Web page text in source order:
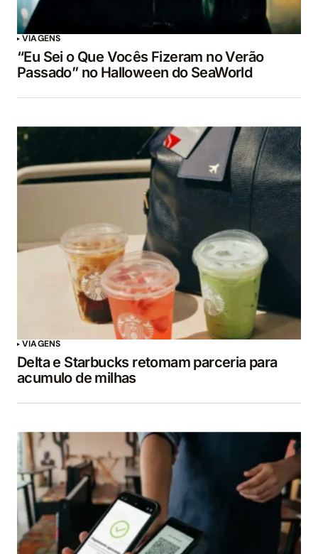
VIAGENS
“Eu Sei o Que Vocês Fizeram no Verão
Passado” no Halloween do SeaWorld
VIAGENS
Delta e Starbucks retomam parceria para
acumulo de milhas